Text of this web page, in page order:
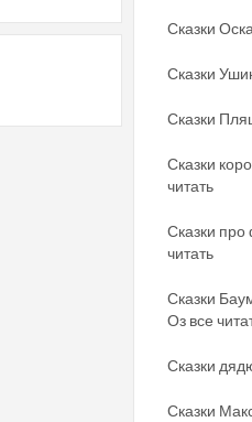
Сказки
Сказки
Сказки
Сказки
читать
Сказки
читать
Сказки
Оз все
Сказки
Сказки